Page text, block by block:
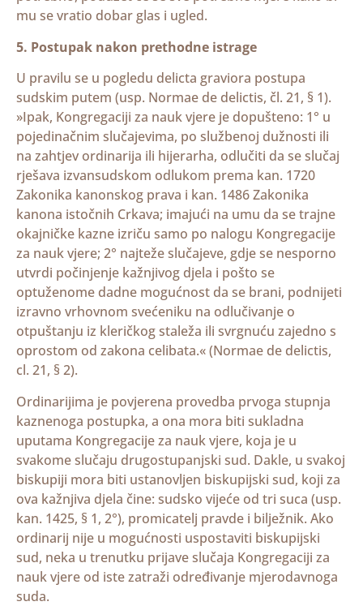
mu se vratio dobar glas i ugled.
5. Postupak nakon prethodne istrage
U pravilu se u pogledu delicta graviora postupa
sudskim putem (usp. Normae de delictis, čl. 21, § 1).
»Ipak, Kongregaciji za nauk vjere je dopušteno: 1° u
pojedinačnim slučajevima, po službenoj dužnosti ili
na zahtjev ordinarija ili hijerarha, odlučiti da se slučaj
rješava izvansudskom odlukom prema kan. 1720
Zakonika kanonskog prava i kan. 1486 Zakonika
kanona istočnih Crkava; imajući na umu da se trajne
okajničke kazne izriču samo po nalogu Kongregacije
za nauk vjere; 2° najteže slučajeve, gdje se nesporno
utvrdi počinjenje kažnjivog djela i pošto se
optuženome dadne mogućnost da se brani, podnijeti
izravno vrhovnom svećeniku na odlučivanje o
otpuštanju iz kleričkog staleža ili svrgnuću zajedno s
oprostom od zakona celibata.« (Normae de delictis,
cl. 21, § 2).
Ordinarijima je povjerena provedba prvoga stupnja
kaznenoga postupka, a ona mora biti sukladna
uputama Kongregacije za nauk vjere, koja je u
svakome slučaju drugostupanjski sud. Dakle, u svakoj
biskupiji mora biti ustanovljen biskupijski sud, koji za
ova kažnjiva djela čine: sudsko vijeće od tri suca (usp.
kan. 1425, § 1, 2°), promicatelj pravde i bilježnik. Ako
ordinarij nije u mogućnosti uspostaviti biskupijski
sud, neka u trenutku prijave slučaja Kongregaciji za
nauk vjere od iste zatraži određivanje mjerodavnoga
suda.